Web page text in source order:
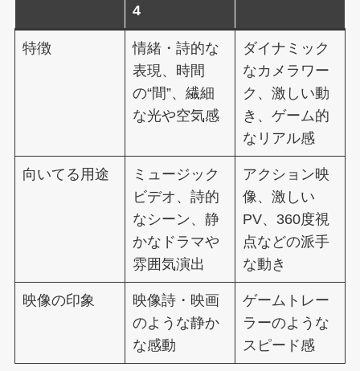
4
特徴
情緒・詩的な
表現、時間
の“間”、繊細
な光や空気感
ダイナミック
なカメラワー
ク、激しい動
き、ゲーム的
なリアル感
向いてる用途
ミュージック
ビデオ、詩的
なシーン、静
かなドラマや
雰囲気演出
アクション映
像、激しい
PV、360度視
点などの派手
な動き
映像の印象
映像詩・映画
のような静か
な感動
ゲームトレー
ラーのような
スピード感